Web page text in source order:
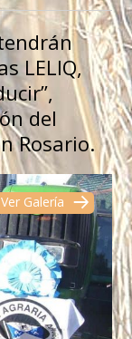
LELIQ,
del
Rosario.
Ver Galería